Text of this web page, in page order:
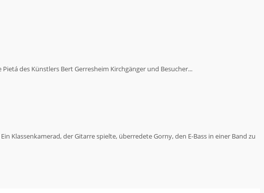
des Künstlers Bert Gerresheim Kirchgänger und Besucher...
Klassenkamerad, der Gitarre spielte, überredete Gorny, den E-Bass in einer Band zu